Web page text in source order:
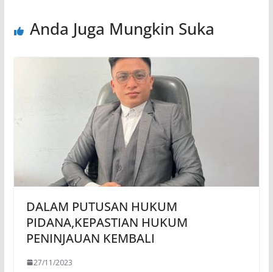
Anda Juga Mungkin Suka
DALAM PUTUSAN HUKUM
PIDANA,KEPASTIAN HUKUM
PENINJAUAN KEMBALI
27/11/2023